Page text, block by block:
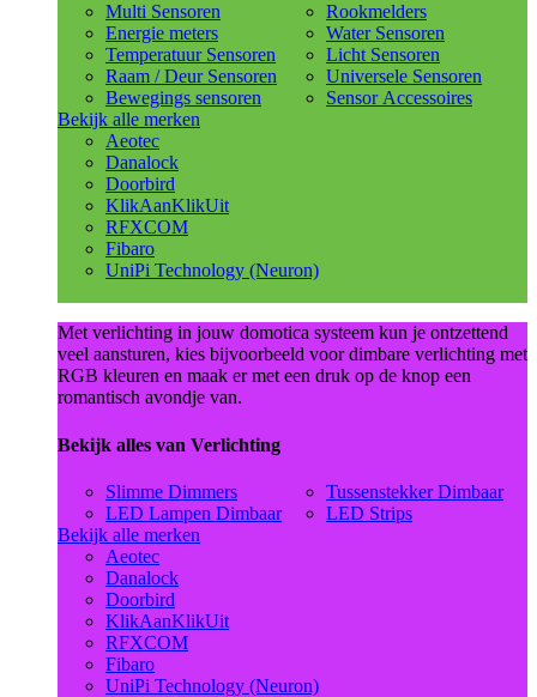
Multi Sensoren
Energie meters
Temperatuur Sensoren
Raam / Deur Sensoren
Bewegings sensoren
Rookmelders
Water Sensoren
Licht Sensoren
Universele Sensoren
Sensor Accessoires
Bekijk alle merken
Aeotec
Danalock
Doorbird
KlikAanKlikUit
RFXCOM
Fibaro
UniPi Technology (Neuron)
Met verlichting in jouw domotica systeem kun je ontzettend
veel aansturen, kies bijvoorbeeld voor dimbare verlichting met
RGB kleuren en maak er met een druk op de knop een
romantisch avondje van.
Bekijk alles van Verlichting
Slimme Dimmers
LED Lampen Dimbaar
Tussenstekker Dimbaar
LED Strips
Bekijk alle merken
Aeotec
Danalock
Doorbird
KlikAanKlikUit
RFXCOM
Fibaro
UniPi Technology (Neuron)